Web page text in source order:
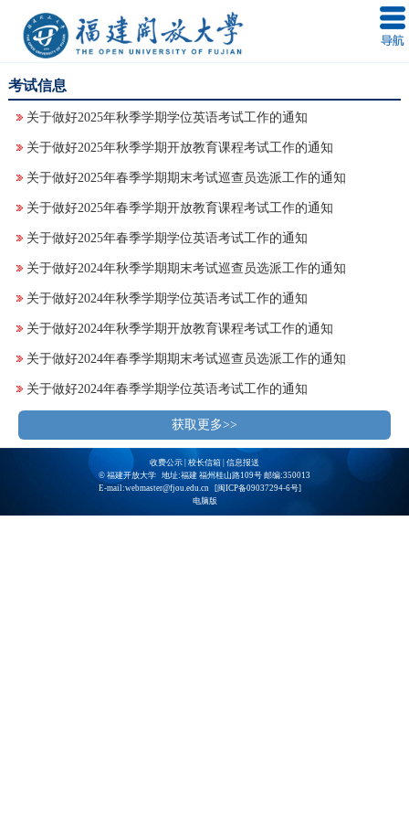
考试信息
关于做好2025年秋季学期学位英语考试工作的通知
关于做好2025年秋季学期开放教育课程考试工作的通知
关于做好2025年春季学期期末考试巡查员选派工作的通知
关于做好2025年春季学期开放教育课程考试工作的通知
关于做好2025年春季学期学位英语考试工作的通知
关于做好2024年秋季学期期末考试巡查员选派工作的通知
关于做好2024年秋季学期学位英语考试工作的通知
关于做好2024年秋季学期开放教育课程考试工作的通知
关于做好2024年春季学期期末考试巡查员选派工作的通知
关于做好2024年春季学期学位英语考试工作的通知
获取更多>>
收费公示 校长信箱 信息报送
© 福建开放大学 地址:福建 福州桂山路109号 邮编:350013
E-mail:webmaster@fjou.edu.cn [闽ICP备09037294-6号]
电脑版